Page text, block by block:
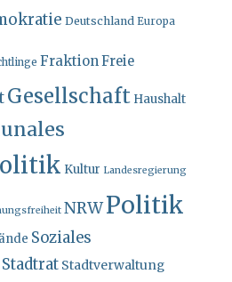
Deutschland Europa
Fraktion Freie
Gesellschaft Haushalt
Kultur Landesregierung
NRWPolitik
Soziales
Stadtrat Stadtverwaltung